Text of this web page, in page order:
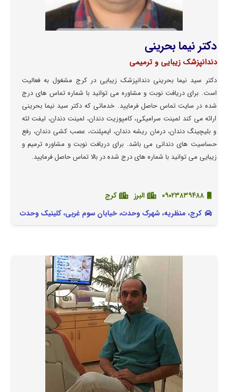
دکتر نیما بحرینی
دندانپزشک زیبایی و ترمیمی
دکتر سید نیما بحرینی دندانپزشک زیبایی در کرج مشغول به فعالیت
است. برای دریافت نوبت و مشاوره می توانید با شماره تماس های درج
شده در سایت تماس حاصل فرمایید. خدماتی که دکتر سید نیما بحرینی
ارائه می کند لمینت سرامیکی، کامپوزیت دندان، لمینت دندان، لیفت لثه
و بلیچینگ دندان، درمان ریشه دندان، ایمپلنت، عصب کشی دندان، رفع
حساسیت های دندانی می باشد. برای دریافت نوبت و مشاوره ترمیم و
زیبایی می توانید با شماره های درج شده در بالا تماس حاصل فرمایید.
۰۹۰۲۳۸۳۹۴۸۸ البرز
کرج
کرج، منظریه، شهرک وحدت، خیابان سوم غربی، کلینیک وحدت